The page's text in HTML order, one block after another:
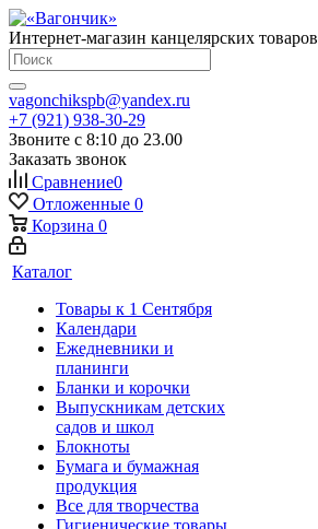
Интернет-магазин канцелярских товаров
vagonchikspb@yandex.ru
+7 (921) 938-30-29
Звоните с 8:10 до 23.00
Заказать звонок
Сравнение0
Отложенные 0
Корзина 0
Каталог
Товары к 1 Сентября
Календари
Ежедневники и
планинги
Бланки и корочки
Выпускникам детских
садов и школ
Блокноты
Бумага и бумажная
продукция
Все для творчества
Гигиенические товары